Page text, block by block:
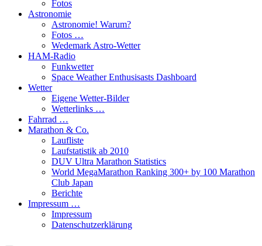
Fotos
Astronomie
Astronomie! Warum?
Fotos …
Wedemark Astro-Wetter
HAM-Radio
Funkwetter
Space Weather Enthusisasts Dashboard
Wetter
Eigene Wetter-Bilder
Wetterlinks …
Fahrrad …
Marathon & Co.
Laufliste
Laufstatistik ab 2010
DUV Ultra Marathon Statistics
World MegaMarathon Ranking 300+ by 100 Marathon
Club Japan
Berichte
Impressum …
Impressum
Datenschutzerklärung